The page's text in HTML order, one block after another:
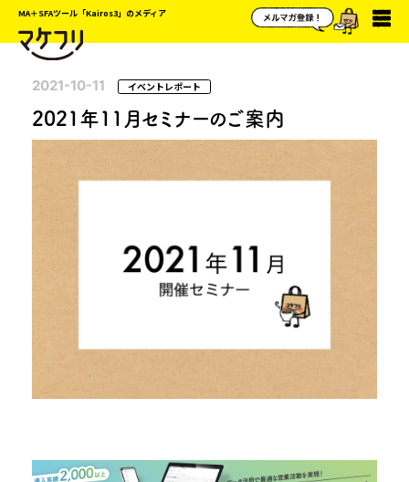
MA＋SFAツール「Kairos3」のメディア
2021-10-11 イベントレポート
2021年11月セミナーのご案内